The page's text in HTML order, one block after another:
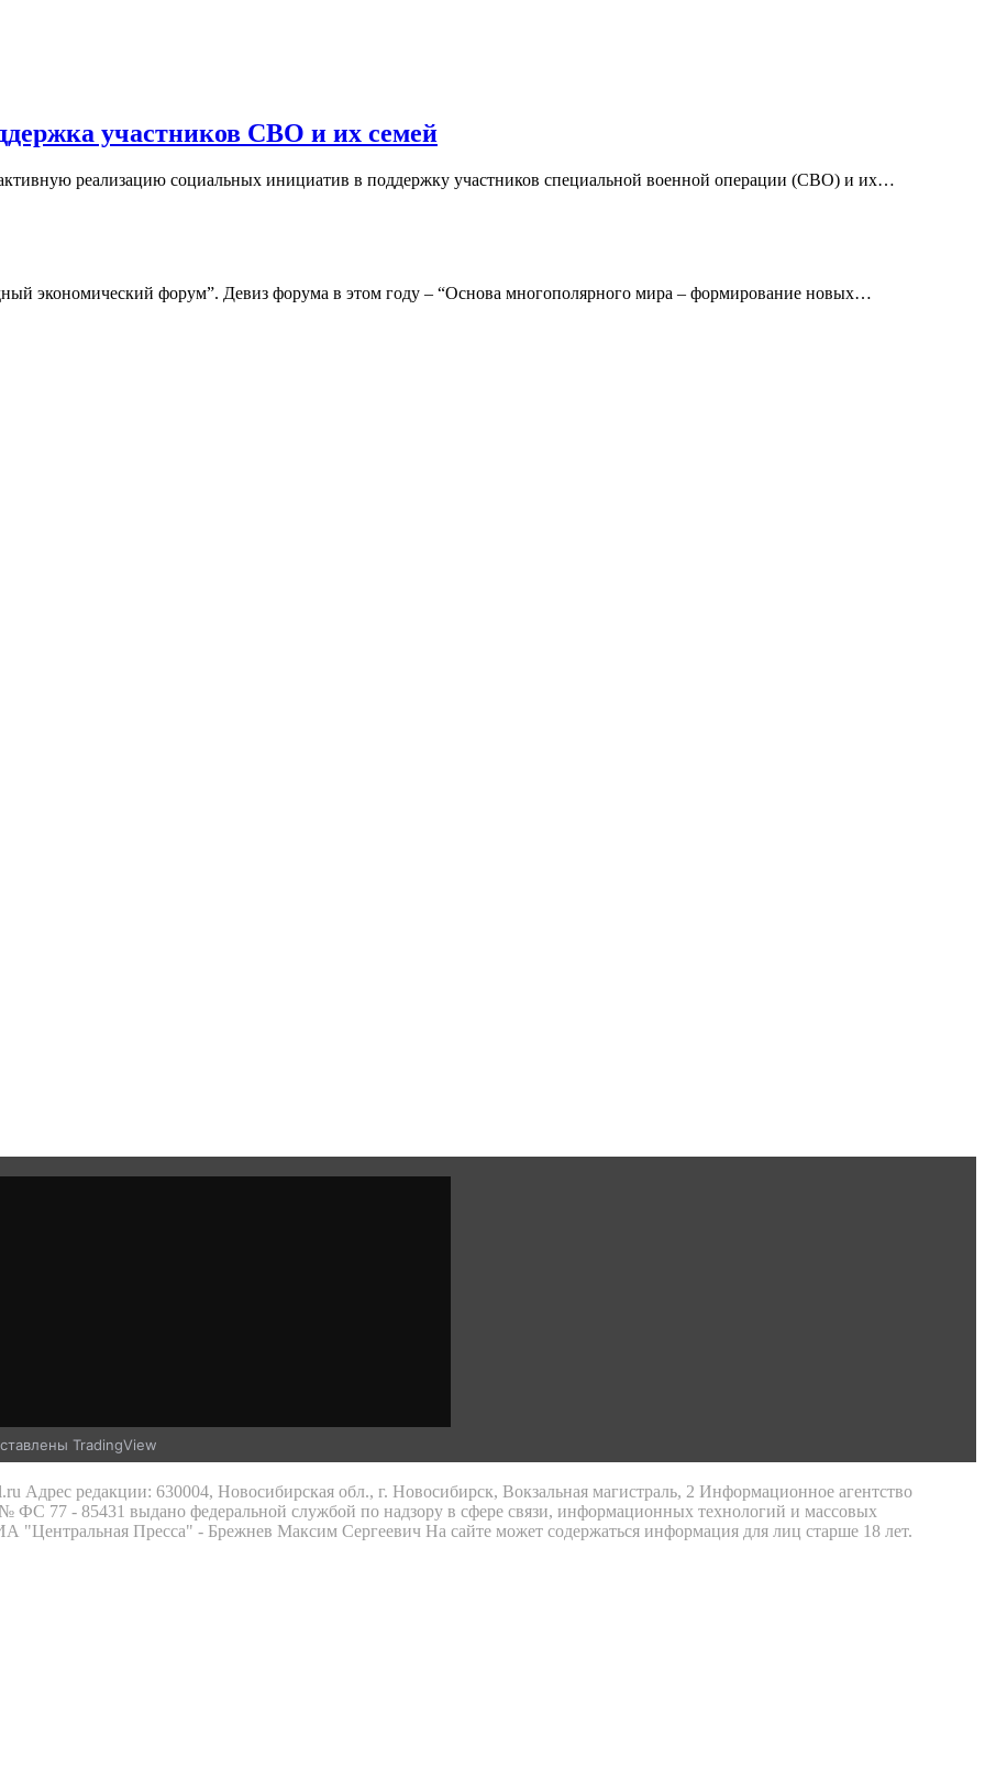
участников СВО и их семей
реализацию социальных инициатив в поддержку участников специальной военной операции (СВО) и их…
экономический форум”. Девиз форума в этом году – “Основа многополярного мира – формирование новых…
TradingView
редакции: 630004, Новосибирская обл., г. Новосибирск, Вокзальная магистраль, 2 Информационное агентство
77 - 85431 выдано федеральной службой по надзору в сфере связи, информационных технологий и массовых
"Центральная Пресса" - Брежнев Максим Сергеевич На сайте может содержаться информация для лиц старше 18 лет.